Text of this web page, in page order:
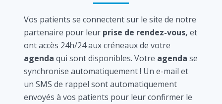
Vos patients se connectent sur le site de notre
partenaire pour leur prise de rendez-vous, et
ont accès 24h/24 aux créneaux de votre
agenda qui sont disponibles. Votre agenda se
synchronise automatiquement ! Un e-mail et
un SMS de rappel sont automatiquement
envoyés à vos patients pour leur confirmer le